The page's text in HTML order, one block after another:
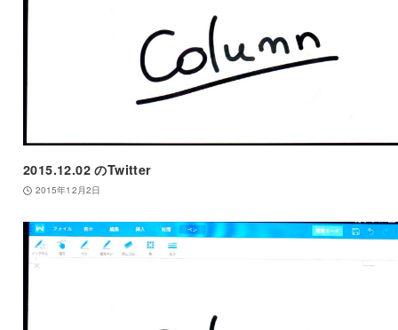
2015.12.02 のTwitter
2015年12月2日